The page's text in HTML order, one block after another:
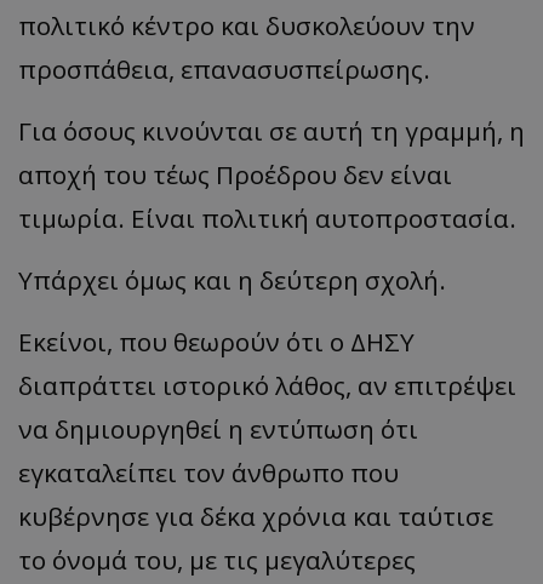
πολιτικό κέντρο και δυσκολεύουν την
προσπάθεια, επανασυσπείρωσης.
Για όσους κινούνται σε αυτή τη γραμμή, η
αποχή του τέως Προέδρου δεν είναι
τιμωρία. Είναι πολιτική αυτοπροστασία.
Υπάρχει όμως και η δεύτερη σχολή.
Εκείνοι, που θεωρούν ότι ο ΔΗΣΥ
διαπράττει ιστορικό λάθος, αν επιτρέψει
να δημιουργηθεί η εντύπωση ότι
εγκαταλείπει τον άνθρωπο που
κυβέρνησε για δέκα χρόνια και ταύτισε
το όνομά του, με τις μεγαλύτερες